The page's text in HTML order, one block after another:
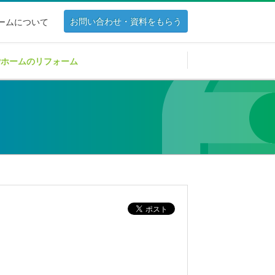
ムについて お問い合わせ・資料をもらう
ームのリフォーム